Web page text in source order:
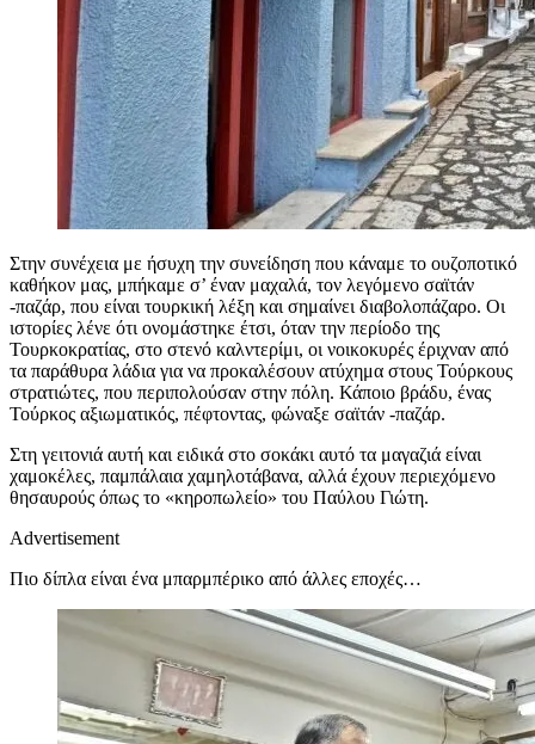
Στην συνέχεια με ήσυχη την συνείδηση που κάναμε το ουζοποτικό
καθήκον μας, μπήκαμε σ’ έναν μαχαλά, τον λεγόμενο σαϊτάν
-παζάρ, που είναι τουρκική λέξη και σημαίνει διαβολοπάζαρο. Oι
ιστορίες λένε ότι ονομάστηκε έτσι, όταν την περίοδο της
Τουρκοκρατίας, στο στενό καλντερίμι, οι νοικοκυρές έριχναν από
τα παράθυρα λάδια για να προκαλέσουν ατύχημα στους Τούρκους
στρατιώτες, που περιπολούσαν στην πόλη. Κάποιο βράδυ, ένας
Τούρκος αξιωματικός, πέφτοντας, φώναξε σαϊτάν -παζάρ.
Στη γειτονιά αυτή και ειδικά στο σοκάκι αυτό τα μαγαζιά είναι
χαμοκέλες, παμπάλαια χαμηλοτάβανα, αλλά έχουν περιεχόμενο
θησαυρούς όπως το «κηροπωλείο» του Παύλου Γιώτη.
Advertisement
Πιο δίπλα είναι ένα μπαρμπέρικο από άλλες εποχές…